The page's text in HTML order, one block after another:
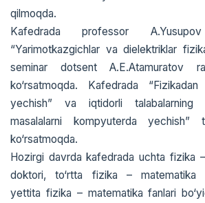
qilmoqda.
Kafеdrada professor
“Yarimotkazgichlar va dielektriklar
sеminar dotsent A.E.Atamuratov
ko‘rsatmoqda. Kafеdrada
yеchish” va iqtidorli talabalarning
masalalarni kompyuterda yеchish”
ko‘rsatmoqda.
Hozirgi davrda kafеdrada uchta fizika
doktori, to‘rtta fizika – matematika
yettita fizika – matematika fanlari